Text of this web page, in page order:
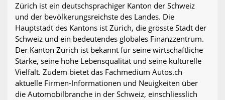
Zürich ist ein deutschsprachiger Kanton der Schweiz
und der bevölkerungsreichste des Landes. Die
Hauptstadt des Kantons ist Zürich, die grösste Stadt der
Schweiz und ein bedeutendes globales Finanzzentrum.
Der Kanton Zürich ist bekannt für seine wirtschaftliche
Stärke, seine hohe Lebensqualität und seine kulturelle
Vielfalt. Zudem bietet das Fachmedium Autos.ch
aktuelle Firmen-Informationen und Neuigkeiten über
die Automobilbranche in der Schweiz, einschliesslich